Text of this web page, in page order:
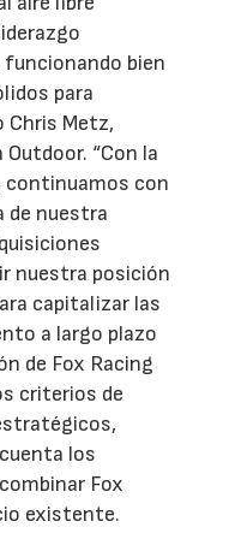
bien
para
Chris Metz,
“Con la
continuamos con
de nuestra
nuestra posición
capitalizar las
a largo plazo
de Fox Racing
criterios de
los
Fox
existente.